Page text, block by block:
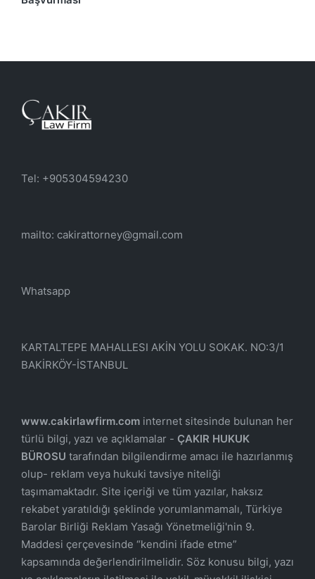
Tel: +905304594230
mailto: cakirattorney@gmail.com
Whatsapp
KARTALTEPE MAHALLESI AKİN YOLU SOKAK. NO:3/1
BAKİRKÖY-İSTANBUL
www.cakirlawfirm.com internet sitesinde bulunan her
türlü bilgi, yazı ve açıklamalar - ÇAKIR HUKUK
BÜROSU tarafından bilgilendirme amacı ile hazırlanmış
olup- reklam veya hukuki tavsiye niteliği
taşımamaktadır. Site içeriği ve tüm yazılar, haksız
rekabet yaratıldığı şeklinde yorumlanmamalı, Türkiye
Barolar Birliği Reklam Yasağı Yönetmeliği'nin 9.
Maddesi çerçevesinde “kendini ifade etme”
kapsamında değerlendirilmelidir. Söz konusu bilgi, yazı